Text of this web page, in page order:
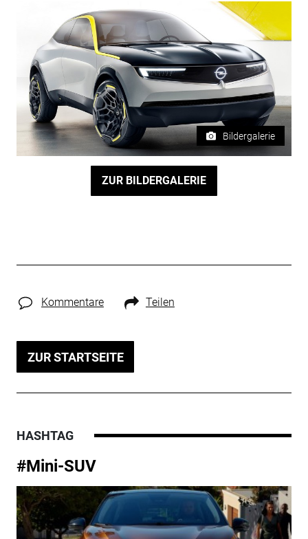
Bildergalerie
ZUR BILDERGALERIE
Kommentare Teilen
ZUR STARTSEITE
HASHTAG
#Mini-SUV